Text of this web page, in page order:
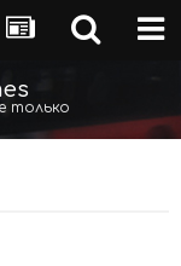
только